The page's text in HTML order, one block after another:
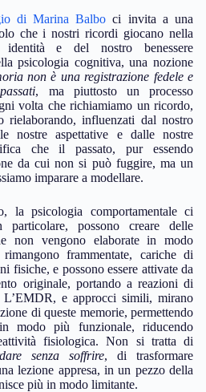
di Marina Balbo ci invita a una
che i nostri ricordi giocano nella
identità e del nostro benessere
psicologia cognitiva, una nozione
non è una registrazione fedele e
, ma piuttosto un processo
volta che richiamiamo un ricordo,
rielaborando, influenzati dal nostro
nostre aspettative e dalle nostre
che il passato, pur essendo
da cui non si può fuggire, ma un
imparare a modellare.
la psicologia comportamentale ci
possono creare delle
non vengono elaborate in modo
frammentate, cariche di
fisiche, e possono essere attivate da
originale, portando a reazioni di
L’EMDR, e approcci simili, mirano
di queste memorie, permettendo
modo più funzionale, riducendo
fisiologica. Non si tratta di
senza soffrire, di trasformare
lezione appresa, in un pezzo della
più in modo limitante.